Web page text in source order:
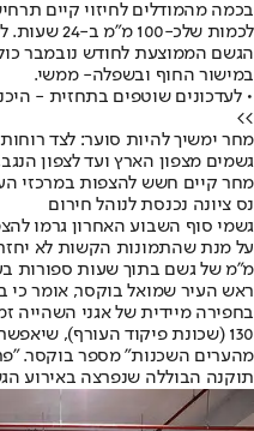
בכמה מהמודלים לחיזוי קיים
לכמות שלכ-100 מ"מ ב-24 שעות
.
הגשם הממוצעת לחודש נובמבר כולו היא כ-
במישור החוף ובשפלה- ממשי.
• לעדכונים שוטפים בתחזית -
>>
מחר ימשיך להיות סוער: לצד
גשמים מצפון הארץ ועד לצפון
מחר קיים חשש להצפות במרכזי
נס ציונה נכנסת לנוהל חירום
גשמי סוף השבוע האחרון גרמו
מ"מ של גשם בתוך שעות ספורות
ראש העיר שמואל בוקסר, אומר כי
בחפירה מיידית של אגני השהייה
130 (שכונת פיקוד העורף),
מהערים השכנות" מספר בוקסר.
תוקנה הבוללה שנפרצה באירוע